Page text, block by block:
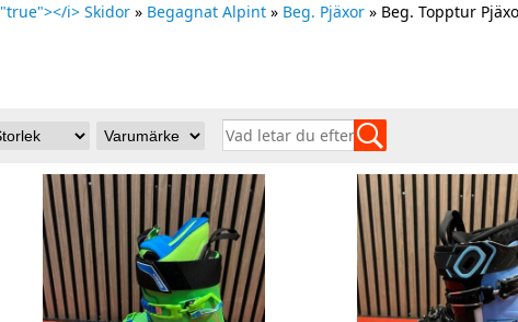
i> Skidor » Begagnat Alpint » Beg. Pjäxor » Beg. Topptur